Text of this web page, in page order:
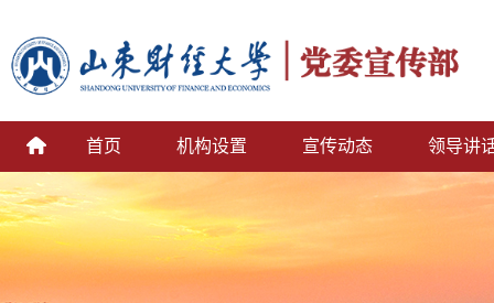
首页 机构设置 宣传动态 领导讲